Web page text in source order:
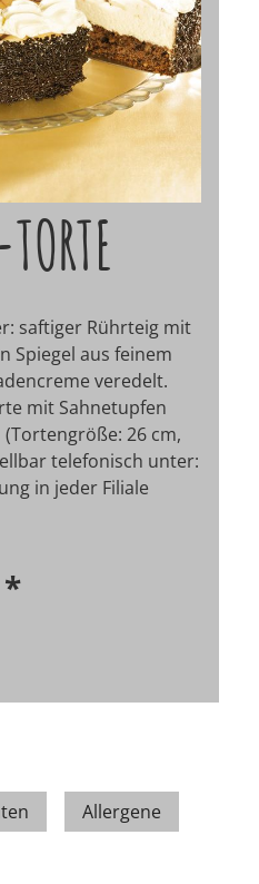
saftiger Rührteig mit
Spiegel aus feinem
veredelt.
mit Sahnetupfen
26 cm,
telefonisch unter:
in jeder Filiale
*
Allergene